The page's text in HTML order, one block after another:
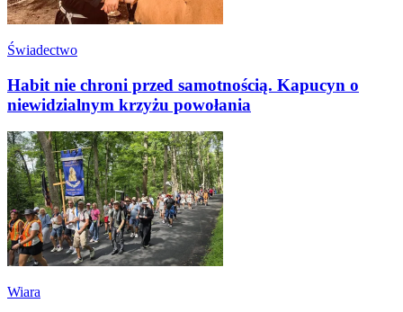
Świadectwo
Habit nie chroni przed samotnością. Kapucyn o
niewidzialnym krzyżu powołania
Wiara